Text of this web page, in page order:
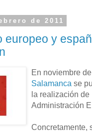
de 2011
europeo y
En noviembre
Salamanca se
la realización
Administración
Concretamente,